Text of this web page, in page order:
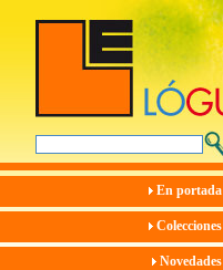
En portada
Colecciones
Novedades